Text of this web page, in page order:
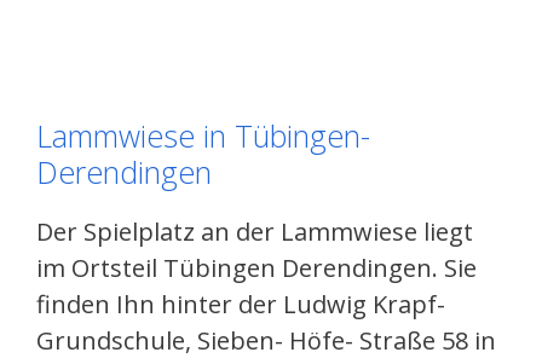
Lammwiese in Tübingen-
Derendingen
Der Spielplatz an der Lammwiese liegt
im Ortsteil Tübingen Derendingen. Sie
finden Ihn hinter der Ludwig Krapf-
Grundschule, Sieben- Höfe- Straße 58 in